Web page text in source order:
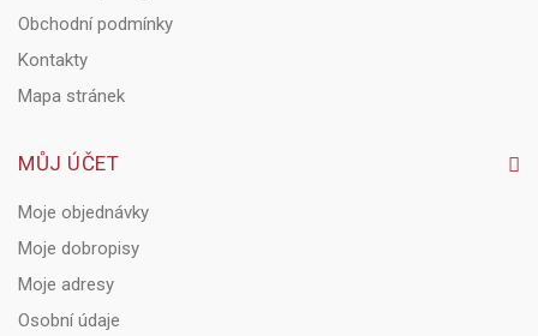
Obchodní podmínky
Kontakty
Mapa stránek
MŮJ ÚČET
Moje objednávky
Moje dobropisy
Moje adresy
Osobní údaje